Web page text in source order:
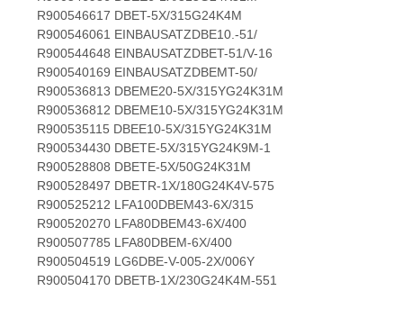
R900546617 DBET-5X/315G24K4M
R900546061 EINBAUSATZDBE10.-51/
R900544648 EINBAUSATZDBET-51/V-16
R900540169 EINBAUSATZDBEMT-50/
R900536813 DBEME20-5X/315YG24K31M
R900536812 DBEME10-5X/315YG24K31M
R900535115 DBEE10-5X/315YG24K31M
R900534430 DBETE-5X/315YG24K9M-1
R900528808 DBETE-5X/50G24K31M
R900528497 DBETR-1X/180G24K4V-575
R900525212 LFA100DBEM43-6X/315
R900520270 LFA80DBEM43-6X/400
R900507785 LFA80DBEM-6X/400
R900504519 LG6DBE-V-005-2X/006Y
R900504170 DBETB-1X/230G24K4M-551